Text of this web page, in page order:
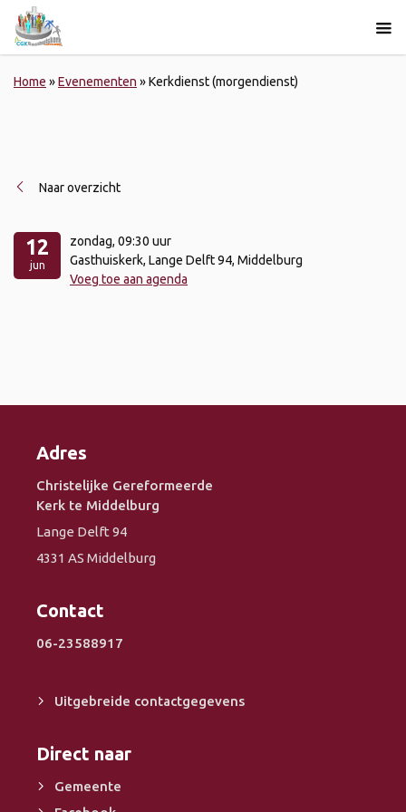
Home »Evenementen »Kerkdienst (morgendienst)
Naar overzicht
12
jun
zondag, 09:30 uur
Gasthuiskerk, Lange Delft 94, Middelburg
Voeg toe aan agenda
Adres
Christelijke Gereformeerde
Kerk te Middelburg
Lange Delft 94
4331 AS Middelburg
Contact
06-23588917
Uitgebreide contactgegevens
Direct naar
Gemeente